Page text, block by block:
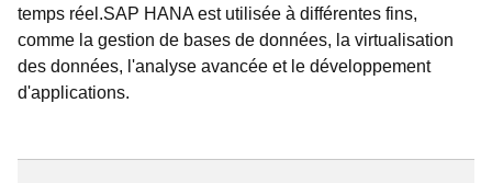
temps réel.SAP HANA est utilisée à différentes fins,
comme la gestion de bases de données, la virtualisation
des données, l'analyse avancée et le développement
d'applications.